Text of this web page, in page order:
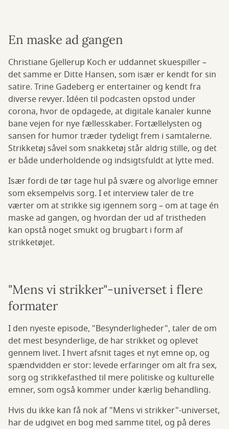
En maske ad gangen
Christiane Gjellerup Koch er uddannet skuespiller –
det samme er Ditte Hansen, som især er kendt for sin
satire. Trine Gadeberg er entertainer og kendt fra
diverse revyer. Idéen til podcasten opstod under
corona, hvor de opdagede, at digitale kanaler kunne
bane vejen for nye fællesskaber. Fortællelysten og
sansen for humor træder tydeligt frem i samtalerne.
Strikketøj såvel som snakketøj står aldrig stille, og det
er både underholdende og indsigtsfuldt at lytte med.
Især fordi de tør tage hul på svære og alvorlige emner
som eksempelvis sorg. I et interview taler de tre
værter om at strikke sig igennem sorg – om at tage én
maske ad gangen, og hvordan der ud af tristheden
kan opstå noget smukt og brugbart i form af
strikketøjet.
"Mens vi strikker"-universet i flere
formater
I den nyeste episode, "Besynderligheder", taler de om
det mest besynderlige, de har strikket og oplevet
gennem livet. I hvert afsnit tages et nyt emne op, og
spændvidden er stor: levede erfaringer om alt fra sex,
sorg og strikkefasthed til mere politiske og kulturelle
emner, som også kommer under kærlig behandling.
Hvis du ikke kan få nok af "Mens vi strikker"-universet,
har de udgivet en bog med samme titel, og på deres